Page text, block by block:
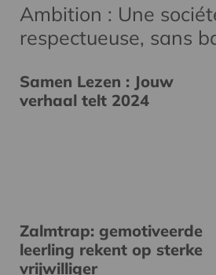
Ambition : Une
respectueuse, sans
Samen Lezen : Jouw
verhaal telt 2024
Zalmtrap: gemotiveerde
leerling rekent op sterke
vrijwilliger